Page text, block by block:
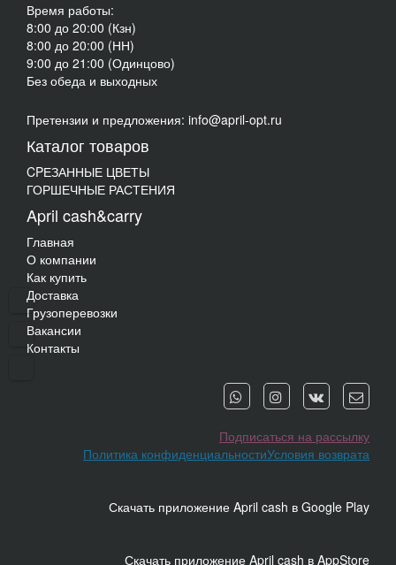
Время работы:
8:00 до 20:00 (Кзн)
8:00 до 20:00 (НН)
9:00 до 21:00 (Одинцово)
Без обеда и выходных
Претензии и предложения: info@april-opt.ru
Каталог товаров
CPЕЗАННЫЕ ЦВЕТЫ
ГОРШЕЧНЫЕ РАСТЕНИЯ
April cash&carry
Главная
О компании
Как купить
Доставка
Грузоперевозки
Вакансии
Контакты
Подписаться на рассылку
Условия возврата
Политика конфиденциальности
Скачать приложение April cash в Google Play
Скачать приложение April cash в AppStore